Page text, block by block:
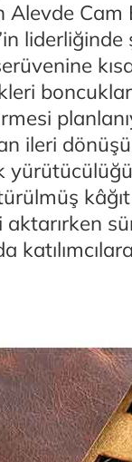
Cam
liderliğinde
ileri